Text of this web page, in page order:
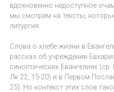
вдохновенно недоступное
мы смотрим на тексты,
литургия.
Слова о хлебе жизни в
рассказ об учреждении
синоптических Евангелиях
Лк 22, 15-20) и в Первом
25). Но контекст этих слов